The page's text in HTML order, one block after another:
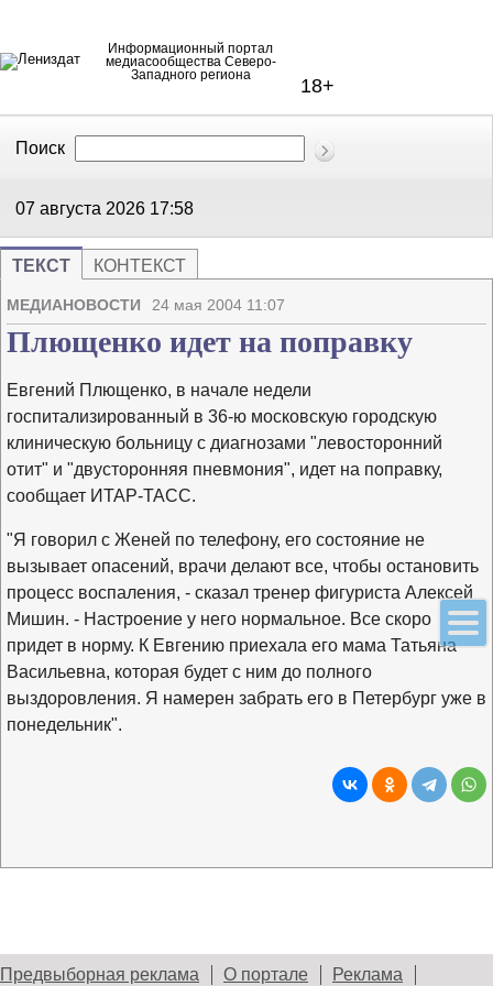
Информационный портал
медиасообщества Северо-
Западного региона
18+
Поиск
07 августа 2026 17:58
ТЕКСТ КОНТЕКСТ
МЕДИАНОВОСТИ 24 мая 2004 11:07
Плющенко идет на поправку
Евгений Плющенко, в начале недели
госпитализированный в 36-ю московскую городскую
клиническую больницу с диагнозами "левосторонний
отит" и "двусторонняя пневмония", идет на поправку,
сообщает ИТАР-ТАСС.
"Я говорил с Женей по телефону, его состояние не
вызывает опасений, врачи делают все, чтобы остановить
процесс воспаления, - сказал тренер фигуриста Алексей
Мишин. - Настроение у него нормальное. Все скоро
придет в норму. К Евгению приехала его мама Татьяна
Васильевна, которая будет с ним до полного
выздоровления. Я намерен забрать его в Петербург уже в
понедельник".
Предвыборная реклама О портале
Реклама